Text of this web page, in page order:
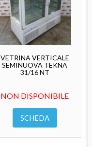
VETRINA VERTICALE
SEMINUOVA TEKNA
31/16 NT
NON DISPONIBILE
SCHEDA